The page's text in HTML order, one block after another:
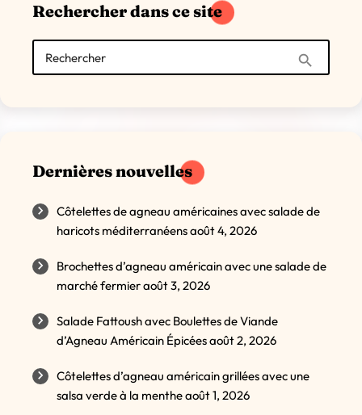
Rechercher dans ce site
Rechercher search
Dernières nouvelles
Côtelettes de agneau américaines avec salade de
haricots méditerranéensaoût 4, 2026
Brochettes d’agneau américain avec une salade de
marché fermieraoût 3, 2026
Salade Fattoush avec Boulettes de Viande
d’Agneau Américain Épicéesaoût 2, 2026
Côtelettes d’agneau américain grillées avec une
salsa verde à la mentheaoût 1, 2026